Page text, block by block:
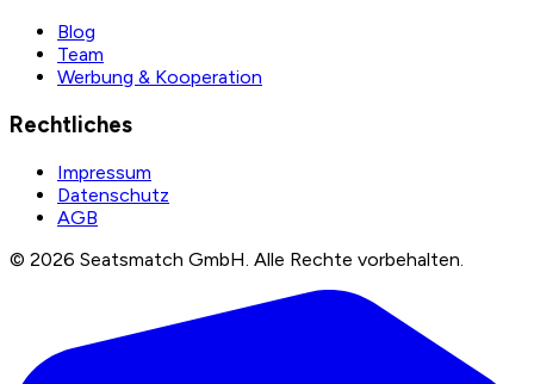
Blog
Team
Werbung & Kooperation
Rechtliches
Impressum
Datenschutz
AGB
© 2026 Seatsmatch GmbH. Alle Rechte vorbehalten.